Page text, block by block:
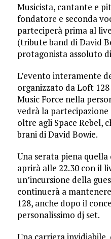
Musicista, cantante e
fondatore e seconda
parteciperà prima al
(tribute band di David
protagonista assoluto
L’evento interamente
organizzato da Loft
Music Force nella
vedrà la
oltre agli Space Rebel,
brani di David Bowie.
Una serata piena
aprirà alle 22.30 con il
un’incursione della
continuerà a
128, anche dopo il
personalissimo dj set.
Una carriera